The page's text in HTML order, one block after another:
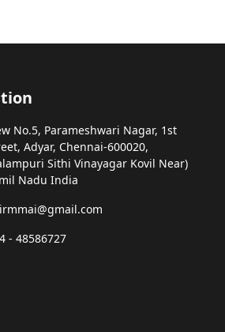
No.5, Parameshwari Nagar, 1st
Adyar, Chennai-600020,
Sithi Vinayagar Kovil Near)
Nadu India
- 48586727